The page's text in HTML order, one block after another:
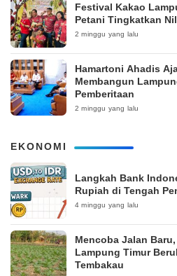
‎Festival Kakao
Petani Tingkatkan
2 minggu yang lalu
Hamartoni Ahadis
Membangun
Pemberitaan
2 minggu yang lalu
EKONOMI
Langkah Bank
Rupiah di Tengah
4 minggu yang lalu
Mencoba Jalan
Lampung Timur
Tembakau